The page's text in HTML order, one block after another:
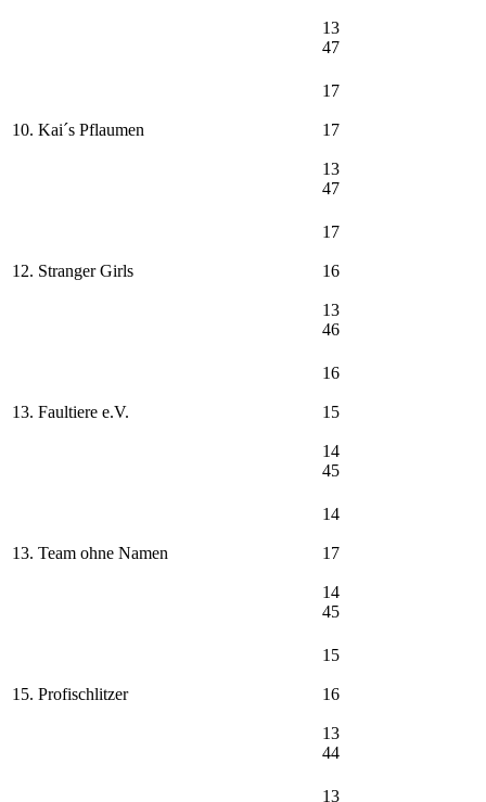
13
47
10. Kai´s Pflaumen
17
17
13
47
12. Stranger Girls
17
16
13
46
13. Faultiere e.V.
16
15
14
45
13. Team ohne Namen
14
17
14
45
15. Profischlitzer
15
16
13
44
13